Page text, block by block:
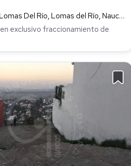
Fraccionamiento Lomas Del Río, Lomas del Río, Naucalpan de Juárez
exclusivo fraccionamiento de